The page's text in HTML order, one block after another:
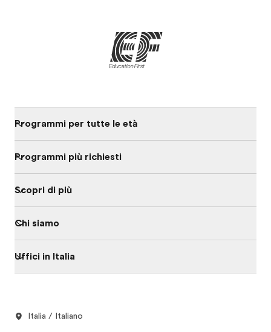
Programmi per tutte le età
Programmi più richiesti
Scopri di più
Chi siamo
Uffici in Italia
Italia / Italiano